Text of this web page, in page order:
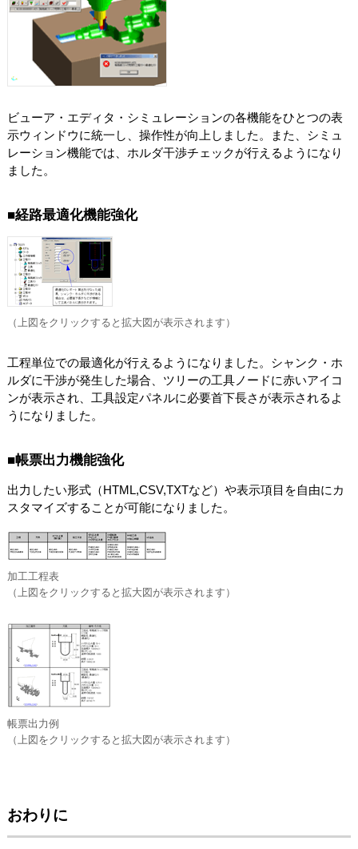
ビューア・エディタ・シミュレーションの各機能をひとつの表
示ウィンドウに統一し、操作性が向上しました。また、シミュ
レーション機能では、ホルダ干渉チェックが行えるようになり
ました。
■経路最適化機能強化
（上図をクリックすると拡大図が表示されます）
工程単位での最適化が行えるようになりました。シャンク・ホ
ルダに干渉が発生した場合、ツリーの工具ノードに赤いアイコ
ンが表示され、工具設定パネルに必要首下長さが表示されるよ
うになりました。
■帳票出力機能強化
出力したい形式（HTML,CSV,TXTなど）や表示項目を自由にカ
スタマイズすることが可能になりました。
加工工程表
（上図をクリックすると拡大図が表示されます）
帳票出力例
（上図をクリックすると拡大図が表示されます）
おわりに